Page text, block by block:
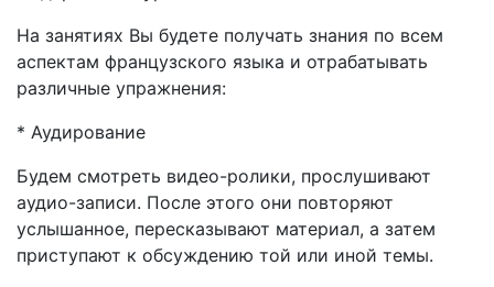
На занятиях Вы будете получать знания по всем
аспектам французского языка и отрабатывать
различные упражнения:
* Аудирование
Будем смотреть видео-ролики, прослушивают
аудио-записи. После этого они повторяют
услышанное, пересказывают материал, а затем
приступают к обсуждению той или иной темы.